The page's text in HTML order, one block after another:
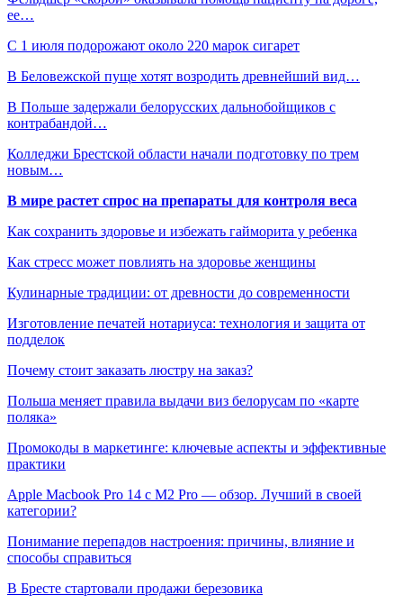
ее…
С 1 июля подорожают около 220 марок сигарет
В Беловежской пуще хотят возродить древнейший вид…
В Польше задержали белорусских дальнобойщиков с
контрабандой…
Колледжи Брестской области начали подготовку по трем
новым…
В мире растет спрос на препараты для контроля веса
Как сохранить здоровье и избежать гайморита у ребенка
Как стресс может повлиять на здоровье женщины
Кулинарные традиции: от древности до современности
Изготовление печатей нотариуса: технология и защита от
подделок
Почему стоит заказать люстру на заказ?
Польша меняет правила выдачи виз белорусам по «карте
поляка»
Промокоды в маркетинге: ключевые аспекты и эффективные
практики
Apple Macbook Pro 14 с M2 Pro — обзор. Лучший в своей
категории?
Понимание перепадов настроения: причины, влияние и
способы справиться
В Бресте стартовали продажи березовика